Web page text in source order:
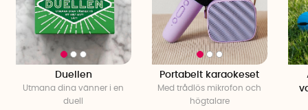
Duellen
Utmana dina vänner i en
duell
Portabelt karaokeset
Med trådlös mikrofon och
högtalare